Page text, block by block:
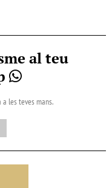
al teu
les teves mans.